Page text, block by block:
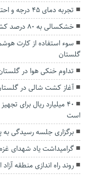
تجربه دمای ۴۵ درجه و احتمال آتش سوزی در مراتع گلستان
خشکسالی به ۸۰ درصد کشتزارهای جو گلستان خسارت زد
سوء استفاده از کارت
گلستان
تداوم خنکی هوا در
آغاز کشت شالی در
۴۰ میلیارد ریال برای
است
برگزاری جلسه رسیدگی
گرامیداشت یاد شهدای
روند راه اندازی منطقه